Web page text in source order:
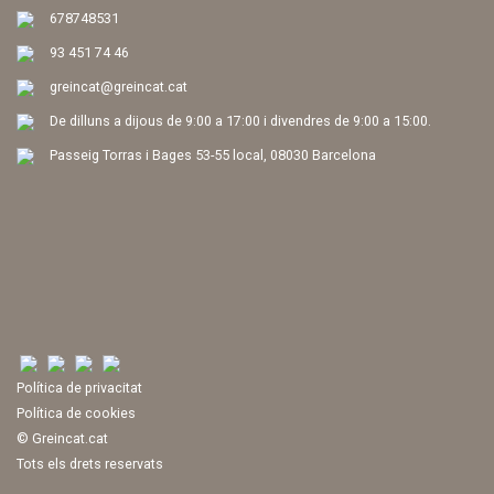
678748531
93 451 74 46
greincat@greincat.cat
De dilluns a dijous de 9:00 a 17:00 i divendres de 9:00 a 15:00.
Passeig Torras i Bages 53-55 local, 08030 Barcelona
Política de privacitat
Política de cookies
© Greincat.cat
Tots els drets reservats